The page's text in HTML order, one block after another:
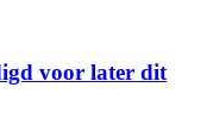
voor later dit